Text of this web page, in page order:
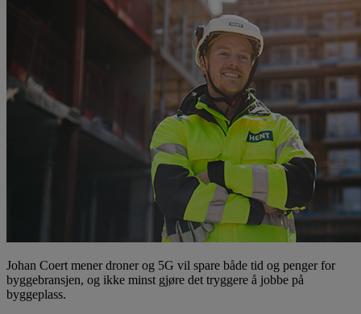
Johan Coert mener droner og 5G vil spare både tid og penger for
byggebransjen, og ikke minst gjøre det tryggere å jobbe på
byggeplass.